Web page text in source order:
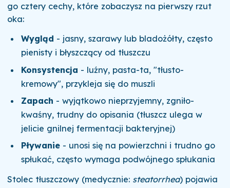
go cztery cechy, które zobaczysz na pierwszy rzut
oka:
Wygląd - jasny, szarawy lub bladożółty, często
pienisty i błyszczący od tłuszczu
Konsystencja - luźny, pasta-ta, "tłusto-
kremowy", przykleja się do muszli
Zapach - wyjątkowo nieprzyjemny, zgniło-
kwaśny, trudny do opisania (tłuszcz ulega w
jelicie gnilnej fermentacji bakteryjnej)
Pływanie - unosi się na powierzchni i trudno go
spłukać, często wymaga podwójnego spłukania
Stolec tłuszczowy (medycznie: steatorrhea) pojawia